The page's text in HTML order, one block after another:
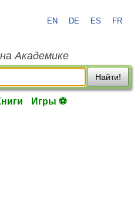
EN DE ES FR
Академике
Найти!
Игры ⚽